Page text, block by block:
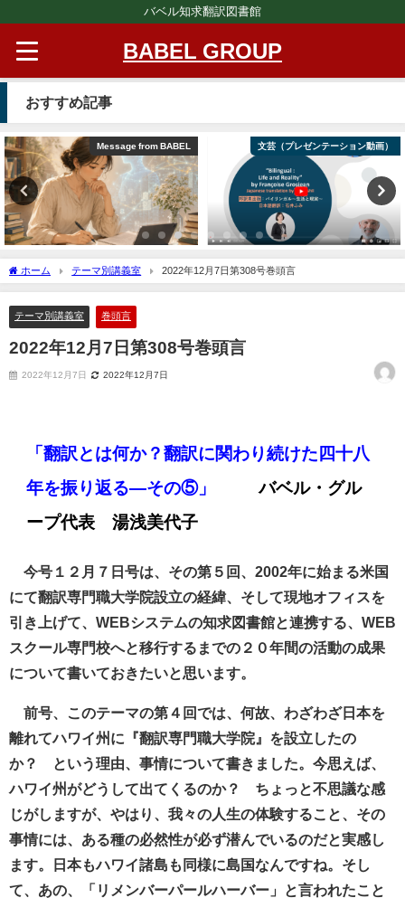
バベル知求翻訳図書館
BABEL GROUP
おすすめ記事
Message from BABEL 文芸（プレゼンテーション動画）
ホーム テーマ別講義室 2022年12月7日第308号巻頭言
テーマ別講義室 巻頭言
2022年12月7日第308号巻頭言
2022年12月7日 2022年12月7日
「翻訳とは何か？翻訳に関わり続けた四十八
年を振り返る—その⑤」
バベル・グル
ープ代表 湯浅美代子
今号１２月７日号は、その第５回、 2002年に始まる米国
にて翻訳専門職大学院設立の経緯、そして現地オフィスを
引き上げて、 WEBシステムの知求図書館と連携する、 WEB
スクール専門校へと移行するまでの２０年間の活動の成果
について書いておきたいと思います。
前号、このテーマの第４回では、何故、わざわざ日本を
離れてハワイ州に『翻訳専門職大学院』を設立したの
か？ という理由、事情について書きました。今思えば、
ハワイ州がどうして出てくるのか？ ちょっと不思議な感
じがしますが、やはり、我々の人生の体験すること、その
事情には、ある種の必然性が必ず潜んでいるのだと実感し
ます。日本もハワイ諸島も同様に島国なんですね。そし
て、あの、「リメンバーパールハーバー」と言われたこと